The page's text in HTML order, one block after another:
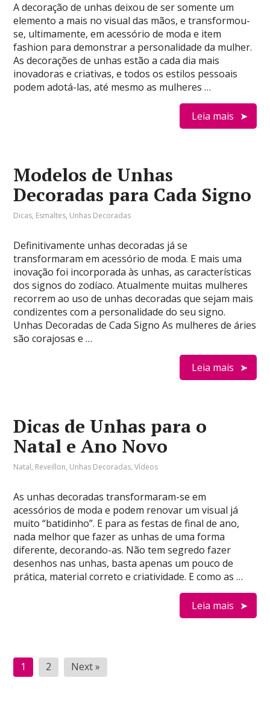
A decoração de unhas deixou de ser somente um
elemento a mais no visual das mãos, e transformou-
se, ultimamente, em acessório de moda e item
fashion para demonstrar a personalidade da mulher.
As decorações de unhas estão a cada dia mais
inovadoras e criativas, e todos os estilos pessoais
podem adotá-las, até mesmo as mulheres …
Leia mais
Modelos de Unhas
Decoradas para Cada Signo
Dicas, Esmaltes, Unhas Decoradas
Definitivamente unhas decoradas já se
transformaram em acessório de moda. E mais uma
inovação foi incorporada às unhas, as características
dos signos do zodíaco. Atualmente muitas mulheres
recorrem ao uso de unhas decoradas que sejam mais
condizentes com a personalidade do seu signo.
Unhas Decoradas de Cada Signo As mulheres de áries
são corajosas e …
Leia mais
Dicas de Unhas para o
Natal e Ano Novo
Natal, Reveillon, Unhas Decoradas,Vídeos
As unhas decoradas transformaram-se em
acessórios de moda e podem renovar um visual já
muito “batidinho”. E para as festas de final de ano,
nada melhor que fazer as unhas de uma forma
diferente, decorando-as. Não tem segredo fazer
desenhos nas unhas, basta apenas um pouco de
prática, material correto e criatividade. E como as …
Leia mais
Paginação
de
1 2 Next »